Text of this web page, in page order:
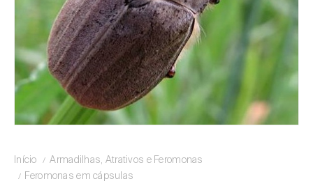
Início
Armadilhas, Atrativos e Feromonas
Feromonas em cápsulas